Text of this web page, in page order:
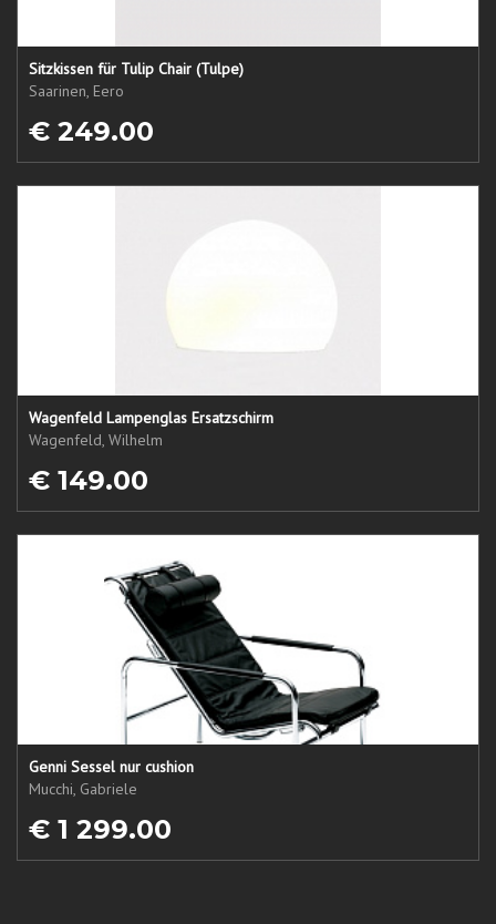
Sitzkissen für Tulip Chair (Tulpe)
Saarinen, Eero
€ 249.00
Wagenfeld Lampenglas Ersatzschirm
Wagenfeld, Wilhelm
€ 149.00
Genni Sessel nur cushion
Mucchi, Gabriele
€ 1 299.00